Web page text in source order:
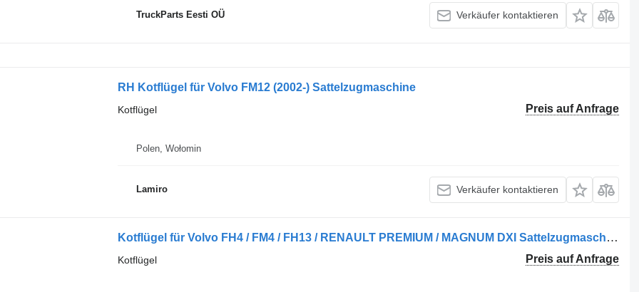
TruckParts Eesti OÜ Verkäufer kontaktieren
RH Kotflügel für Volvo FM12 (2002-) Sattelzugmaschine
Preis auf Anfrage
Kotflügel
Polen, Wołomin
Lamiro Verkäufer kontaktieren
Kotflügel für Volvo FH4 / FM4 / FH13 / RENAULT PREMIUM / MAGNUM DXI Sattelzugmaschine
Preis auf Anfrage
Kotflügel